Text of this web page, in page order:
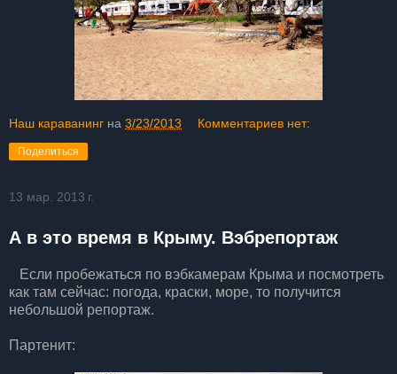
Наш караванинг на 3/23/2013 Комментариев нет:
Поделиться
13 мар. 2013 г.
А в это время в Крыму. Вэбрепортаж
Если пробежаться по вэбкамерам Крыма и посмотреть
как там сейчас: погода, краски, море, то получится
небольшой репортаж.
Партенит: